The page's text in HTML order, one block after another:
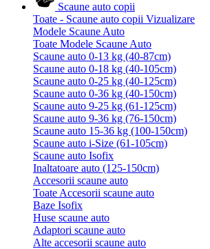
Scaune auto copii
Toate - Scaune auto copii Vizualizare
Modele Scaune Auto
Toate Modele Scaune Auto
Scaune auto 0-13 kg (40-87cm)
Scaune auto 0-18 kg (40-105cm)
Scaune auto 0-25 kg (40-125cm)
Scaune auto 0-36 kg (40-150cm)
Scaune auto 9-25 kg (61-125cm)
Scaune auto 9-36 kg (76-150cm)
Scaune auto 15-36 kg (100-150cm)
Scaune auto i-Size (61-105cm)
Scaune auto Isofix
Inaltatoare auto (125-150cm)
Accesorii scaune auto
Toate Accesorii scaune auto
Baze Isofix
Huse scaune auto
Adaptori scaune auto
Alte accesorii scaune auto